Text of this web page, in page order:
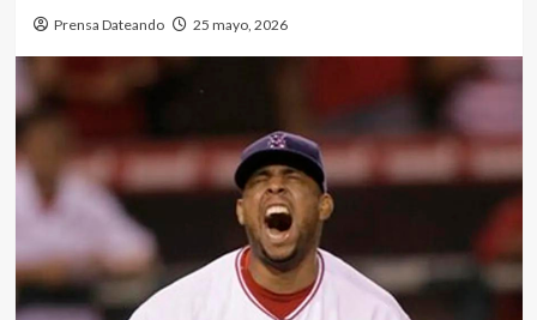
Prensa Dateando 25 mayo, 2026